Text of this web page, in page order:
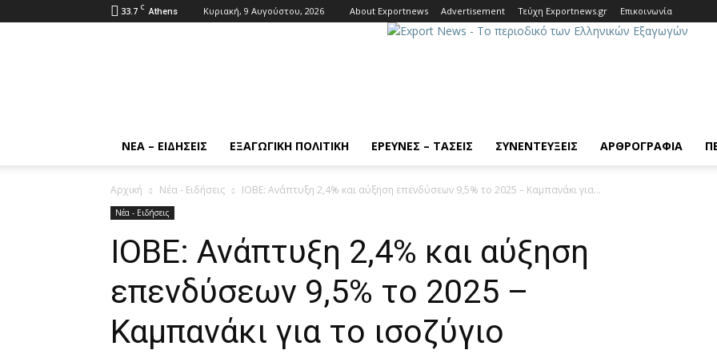
33.7 C Athens Κυριακή, 9 Αυγούστου, 2026 About Exportnews Advertisement Τεύχη Exportnews.gr Επικοινωνία
ΝΈΑ – ΕΙΔΉΣΕΙΣ ΕΞΑΓΩΓΙΚΉ ΠΟΛΙΤΙΚΉ ΈΡΕΥΝΕΣ – ΤΆΣΕΙΣ ΣΥΝΕΝΤΕΎΞΕΙΣ ΆΡΘΡΟΓΡΑΦΊΑ
Αρχική Νέα - Ειδήσεις ΙΟΒΕ: Ανάπτυξη 2,4% και αύξηση επενδύσεων 9,5% το 2025 – Καμπανάκι για...
Νέα - Ειδήσεις
ΙΟΒΕ: Ανάπτυξη 2,4% και αύξηση
επενδύσεων 9,5% το 2025 –
Καμπανάκι για το ισοζύγιο